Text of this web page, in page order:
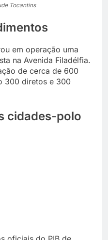
Tocantins
em operação uma
na Avenida Filadélfia.
de cerca de 600
300 diretos e 300
cidades-polo